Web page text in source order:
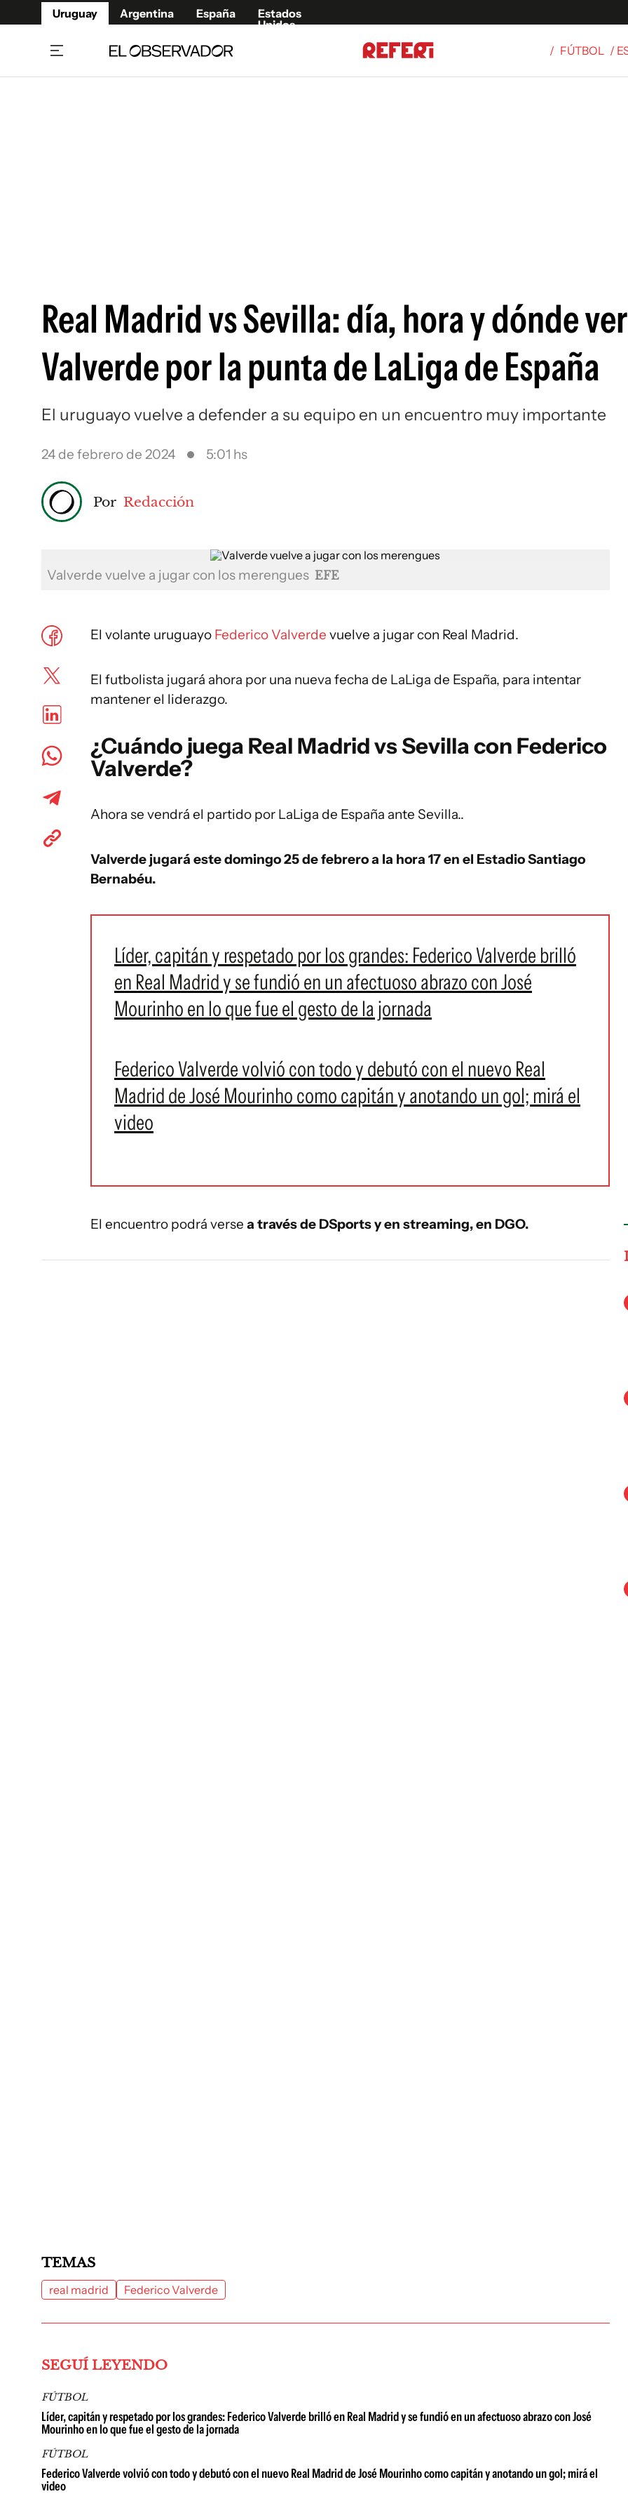
Uruguay Argentina España
Estados
Unidos
/ FÚTBOL /
Real Madrid vs Sevilla: día, hora y dónde
Valverde por la punta de LaLiga de España
El uruguayo vuelve a defender a su equipo en un encuentro muy importante
24 de febrero de 2024 5:01 hs
Por Redacción
Valverde vuelve a jugar con los merengues EFE
El volante uruguayo Federico Valverde vuelve a jugar con Real Madrid.
El futbolista jugará ahora por una nueva fecha de LaLiga de España, para intentar
mantener el liderazgo.
¿Cuándo juega Real Madrid vs Sevilla con Federico
Valverde?
Ahora se vendrá el partido por LaLiga de España ante Sevilla..
Valverde jugará este domingo 25 de febrero a la hora 17 en el Estadio Santiago
Bernabéu.
Líder, capitán y respetado por los grandes: Federico Valverde brilló
en Real Madrid y se fundió en un afectuoso abrazo con José
Mourinho en lo que fue el gesto de la jornada
Federico Valverde volvió con todo y debutó con el nuevo Real
Madrid de José Mourinho como capitán y anotando un gol; mirá el
video
El encuentro podrá verse a través de DSports y en streaming, en DGO.
TEMAS
real madrid Federico Valverde
SEGUÍ LEYENDO
FÚTBOL
Líder, capitán y respetado por los grandes: Federico Valverde brilló en Real Madrid y se fundió en un afectuoso abrazo con José
Mourinho en lo que fue el gesto de la jornada
FÚTBOL
Federico Valverde volvió con todo y debutó con el nuevo Real Madrid de José Mourinho como capitán y anotando un gol; mirá el
video